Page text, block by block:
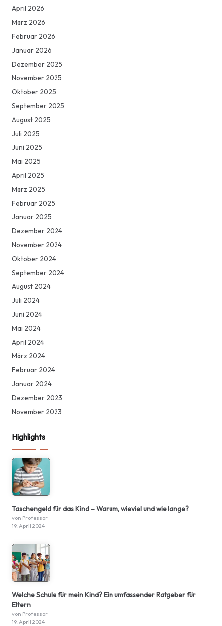
April 2026
März 2026
Februar 2026
Januar 2026
Dezember 2025
November 2025
Oktober 2025
September 2025
August 2025
Juli 2025
Juni 2025
Mai 2025
April 2025
März 2025
Februar 2025
Januar 2025
Dezember 2024
November 2024
Oktober 2024
September 2024
August 2024
Juli 2024
Juni 2024
Mai 2024
April 2024
März 2024
Februar 2024
Januar 2024
Dezember 2023
November 2023
Highlights
Taschengeld für das Kind – Warum, wieviel und wie lange?
von Professor
19. April 2024
Welche Schule für mein Kind? Ein umfassender Ratgeber für
Eltern
von Professor
19. April 2024